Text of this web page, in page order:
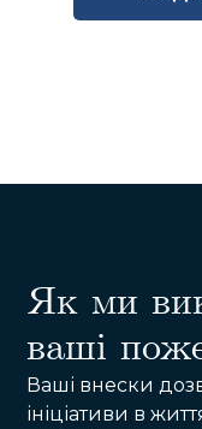
Як ми
ваші
Ваші внески
ініціативи в